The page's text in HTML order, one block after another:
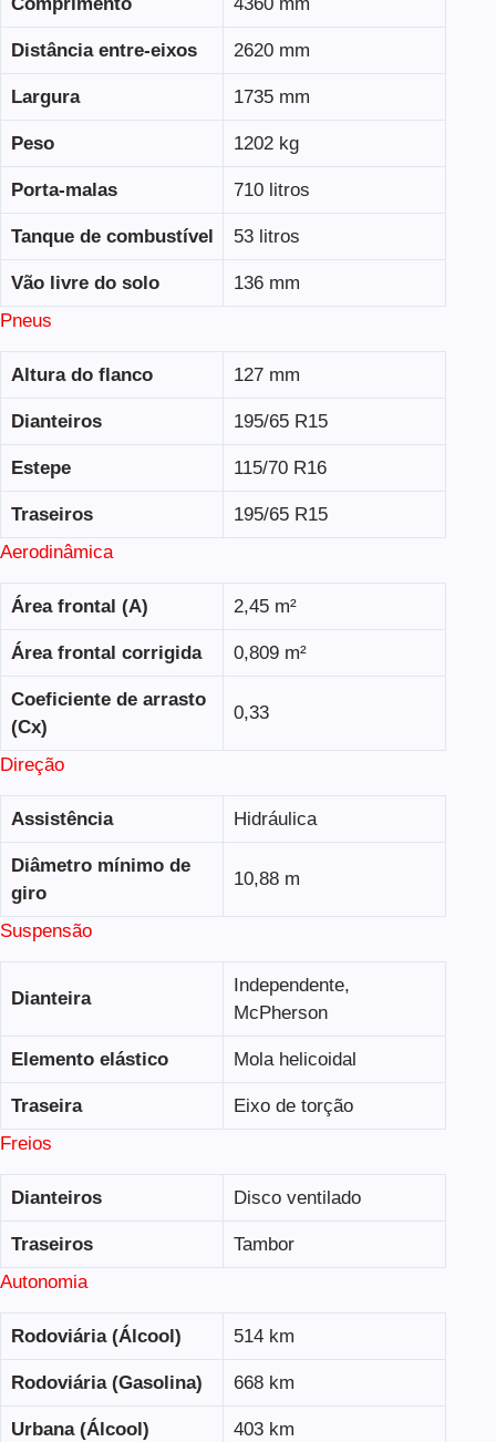
Distância entre-eixos 2620 mm
Largura 1735 mm
Peso 1202 kg
Porta-malas 710 litros
Tanque de combustível 53 litros
Vão livre do solo
136 mm
Pneus
Altura do flanco 127 mm
Dianteiros 195/65 R15
Estepe 115/70 R16
Traseiros
195/65 R15
Aerodinâmica
Área frontal (A) 2,45 m²
Área frontal corrigida 0,809 m²
Coeficiente de arrasto
(Cx)
0,33
Direção
Assistência Hidráulica
Diâmetro mínimo de
giro
10,88 m
Suspensão
Dianteira
Independente,
McPherson
Elemento elástico Mola helicoidal
Traseira
Eixo de torção
Freios
Dianteiros Disco ventilado
Traseiros
Tambor
Autonomia
Rodoviária (Álcool) 514 km
Rodoviária (Gasolina) 668 km
Urbana (Álcool) 403 km